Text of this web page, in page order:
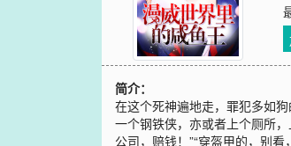
简介：
在这个死神遍地走，罪犯多如
一个钢铁侠，亦或者上个厕所
公司，赔钱！”“穿盔甲的，别